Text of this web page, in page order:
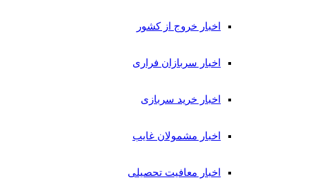
اخبار خروج از کشور
اخبار سربازان فراری
اخبار خرید سربازی
اخبار مشمولان غایب
اخبار معافیت تحصیلی